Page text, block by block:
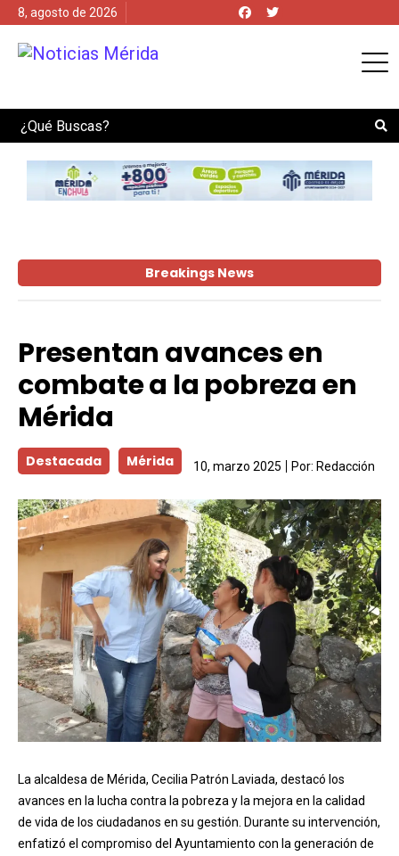
8, agosto de 2026
Search
Breakings News
Presentan avances en
combate a la pobreza en
Mérida
Destacada Mérida 10, marzo 2025 Por: Redacción
La alcaldesa de Mérida, Cecilia Patrón Laviada, destacó los
avances en la lucha contra la pobreza y la mejora en la calidad
de vida de los ciudadanos en su gestión. Durante su intervención,
enfatizó el compromiso del Ayuntamiento con la generación de